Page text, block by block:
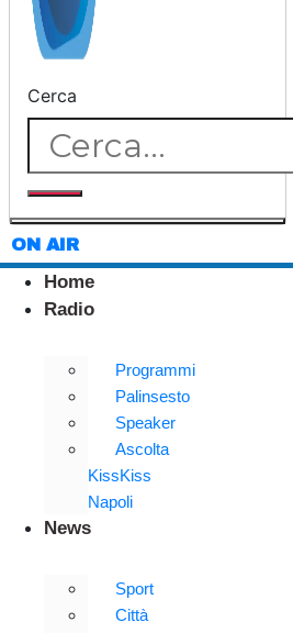
Cerca
ON AIR
Home
Radio
Programmi
Palinsesto
Speaker
Ascolta
KissKiss
Napoli
News
Sport
Città